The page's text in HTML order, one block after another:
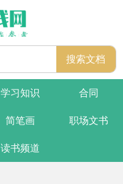
学习知识 合同
简笔画 职场文书
读书频道